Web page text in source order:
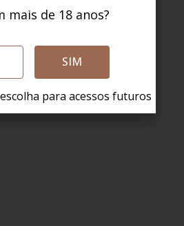
mais de 18 anos?
SIM
para acessos futuros